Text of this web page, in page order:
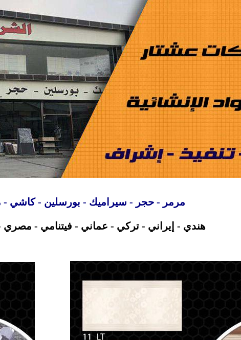
مرمر - حجر - سيراميك - بورسلين - كاشي -
هندي - إيراني - تركي - عماني - فيتنامي - مصري -